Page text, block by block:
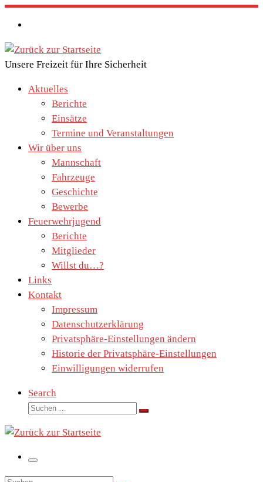
Zum
Inhalt
springen
Unsere Freizeit für Ihre Sicherheit
Aktuelles
Berichte
Einsätze
Termine und Veranstaltungen
Wir über uns
Mannschaft
Fahrzeuge
Geschichte
Bewerbe
Feuerwehrjugend
Berichte
Mitglieder
Willst du…?
Links
Kontakt
Impressum
Datenschutzerklärung
Privatsphäre-Einstellungen ändern
Historie der Privatsphäre-Einstellungen
Einwilligungen widerrufen
Search
Suche
Suchen …
Menü